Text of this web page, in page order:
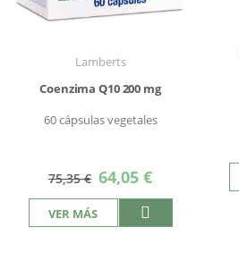
Lamberts
Coenzima Q10 200 mg
60 cápsulas vegetales
75,35 € Precio
especial
64,05 €
VER MÁS